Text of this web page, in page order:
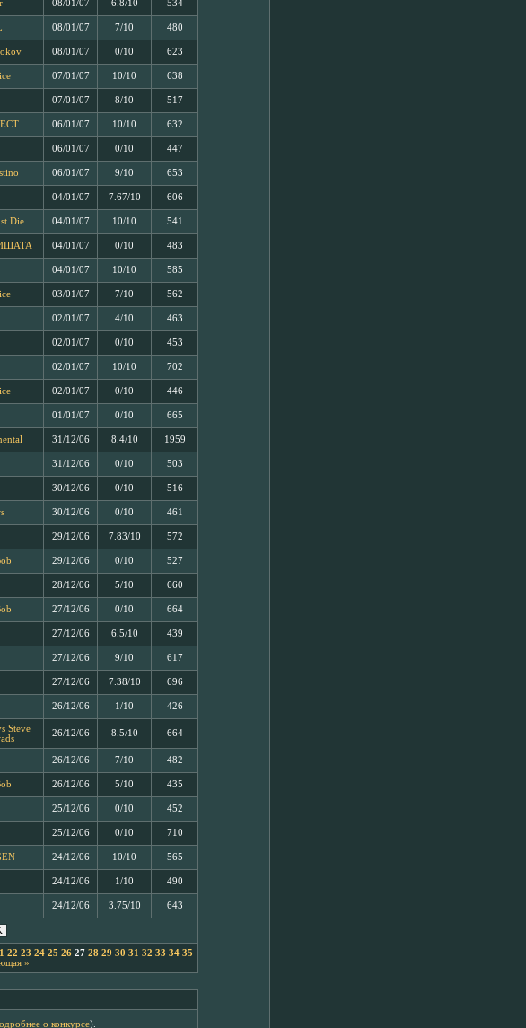
08/01/07 6.8/10 534
08/01/07 7/10 480
08/01/07 0/10 623
07/01/07 10/10 638
07/01/07 8/10 517
06/01/07 10/10 632
06/01/07 0/10 447
06/01/07 9/10 653
04/01/07 7.67/10 606
Die 04/01/07 10/10 541
04/01/07 0/10 483
04/01/07 10/10 585
03/01/07 7/10 562
02/01/07 4/10 463
02/01/07 0/10 453
02/01/07 10/10 702
02/01/07 0/10 446
01/01/07 0/10 665
31/12/06 8.4/10 1959
31/12/06 0/10 503
30/12/06 0/10 516
30/12/06 0/10 461
29/12/06 7.83/10 572
29/12/06 0/10 527
28/12/06 5/10 660
27/12/06 0/10 664
27/12/06 6.5/10 439
27/12/06 9/10 617
27/12/06 7.38/10 696
26/12/06 1/10 426
Steve
26/12/06 8.5/10 664
26/12/06 7/10 482
26/12/06 5/10 435
25/12/06 0/10 452
25/12/06 0/10 710
24/12/06 10/10 565
24/12/06 1/10 490
24/12/06 3.75/10 643
22 23 24 25 2627 28 29 30 31 32 33 34 35
»
о конкурсе).